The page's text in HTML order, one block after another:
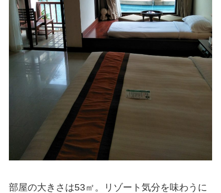
部屋の大きさは53㎡。リゾート気分を味わうに